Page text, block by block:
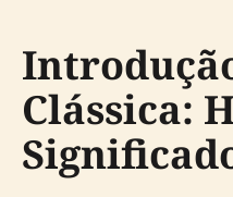
Clássica: